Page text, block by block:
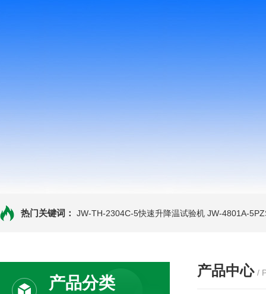
热门关键词： JW-TH-2304C-5快速升降温试验机 JW-4801A-
产品分类
产品中心 /